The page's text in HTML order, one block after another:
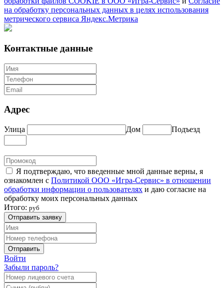
на обработку персональных данных в целях использования
метрического сервиса Яндекс.Метрика
Контактные данные
Адрес
Улица Дом Подъезд
Я подтверждаю, что введенные мной данные верны, я
ознакомлен с Политикой ООО «Игра-Сервис» в отношении
обработки информации о пользователях и даю согласие на
обработку моих персональных данных
Итого: руб
Отправить заявку
Отправить
Войти
Забыли пароль?